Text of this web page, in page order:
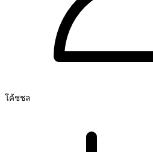
โค้ชชล